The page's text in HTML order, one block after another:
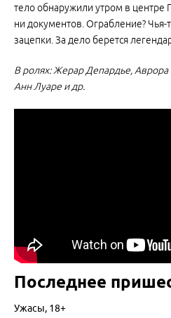
тело обнаружили утром в центре
ни документов. Ограбление? Чья-
зацепки. За дело берется
В ролях: Жерар Депардье,
Анн Луаре и др.
Последнее
Ужасы, 18+